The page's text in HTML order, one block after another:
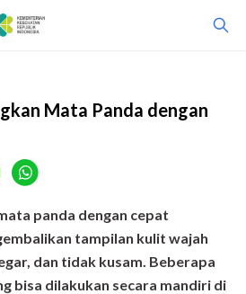
Mata Panda dengan
panda dengan cepat
tampilan kulit wajah
dan tidak kusam. Beberapa
bisa dilakukan secara mandiri di